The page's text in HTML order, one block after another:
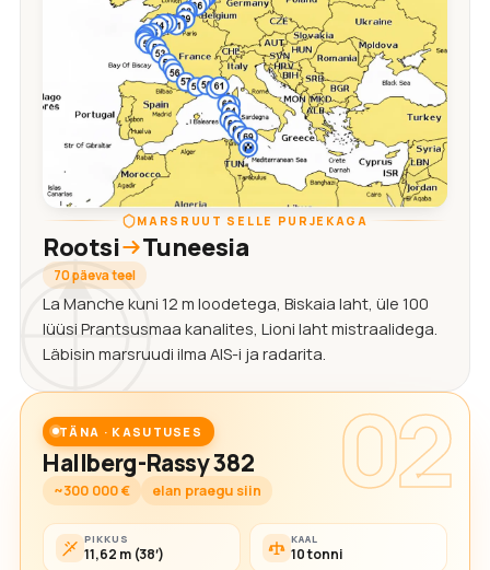
MARSRUUT SELLE PURJEKAGA
Rootsi Tuneesia
70 päeva teel
La Manche kuni 12 m loodetega, Biskaia laht, üle 100
lüüsi Prantsusmaa kanalites, Lioni laht mistraalidega.
Läbisin marsruudi ilma AIS-i ja radarita.
02
TÄNA · KASUTUSES
Hallberg-Rassy 382
~300 000 € elan praegu siin
PIKKUS
11,62 m (38′)
KAAL
10 tonni